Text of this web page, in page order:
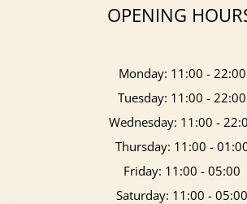
OPENING
Monday: 11:00 - 22:00
Tuesday: 11:00 - 22:00
Wednesday: 11:00 -
Thursday: 11:00 -
Friday: 11:00 - 05:00
Saturday: 11:00 - 05:00